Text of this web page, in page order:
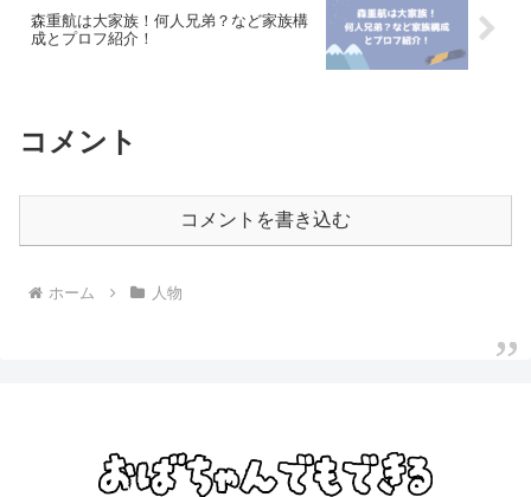
森重航は大家族！何人兄弟？など家族構
成とプロフ紹介！
コメント
コメントを書き込む
ホーム 人物